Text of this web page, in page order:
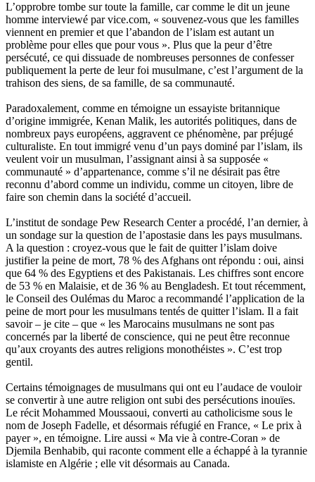
L’opprobre tombe sur toute la famille, car comme le dit un jeune
homme interviewé par vice.com, « souvenez-vous que les familles
viennent en premier et que l’abandon de l’islam est autant un
problème pour elles que pour vous ». Plus que la peur d’être
persécuté, ce qui dissuade de nombreuses personnes de confesser
publiquement la perte de leur foi musulmane, c’est l’argument de la
trahison des siens, de sa famille, de sa communauté.
Paradoxalement, comme en témoigne un essayiste britannique
d’origine immigrée, Kenan Malik, les autorités politiques, dans de
nombreux pays européens, aggravent ce phénomène, par préjugé
culturaliste. En tout immigré venu d’un pays dominé par l’islam, ils
veulent voir un musulman, l’assignant ainsi à sa supposée «
communauté » d’appartenance, comme s’il ne désirait pas être
reconnu d’abord comme un individu, comme un citoyen, libre de
faire son chemin dans la société d’accueil.
L’institut de sondage Pew Research Center a procédé, l’an dernier, à
un sondage sur la question de l’apostasie dans les pays musulmans.
A la question : croyez-vous que le fait de quitter l’islam doive
justifier la peine de mort, 78 % des Afghans ont répondu : oui, ainsi
que 64 % des Egyptiens et des Pakistanais. Les chiffres sont encore
de 53 % en Malaisie, et de 36 % au Bengladesh. Et tout récemment,
le Conseil des Oulémas du Maroc a recommandé l’application de la
peine de mort pour les musulmans tentés de quitter l’islam. Il a fait
savoir – je cite – que « les Marocains musulmans ne sont pas
concernés par la liberté de conscience, qui ne peut être reconnue
qu’aux croyants des autres religions monothéistes ». C’est trop
gentil.
Certains témoignages de musulmans qui ont eu l’audace de vouloir
se convertir à une autre religion ont subi des persécutions inouïes.
Le récit Mohammed Moussaoui, converti au catholicisme sous le
nom de Joseph Fadelle, et désormais réfugié en France, « Le prix à
payer », en témoigne. Lire aussi « Ma vie à contre-Coran » de
Djemila Benhabib, qui raconte comment elle a échappé à la tyrannie
islamiste en Algérie ; elle vit désormais au Canada.